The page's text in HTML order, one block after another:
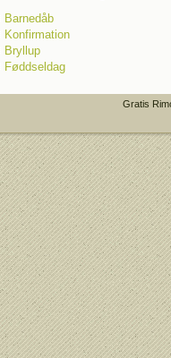
Barnedåb
Konfirmation
Bryllup
Føddseldag
Gratis